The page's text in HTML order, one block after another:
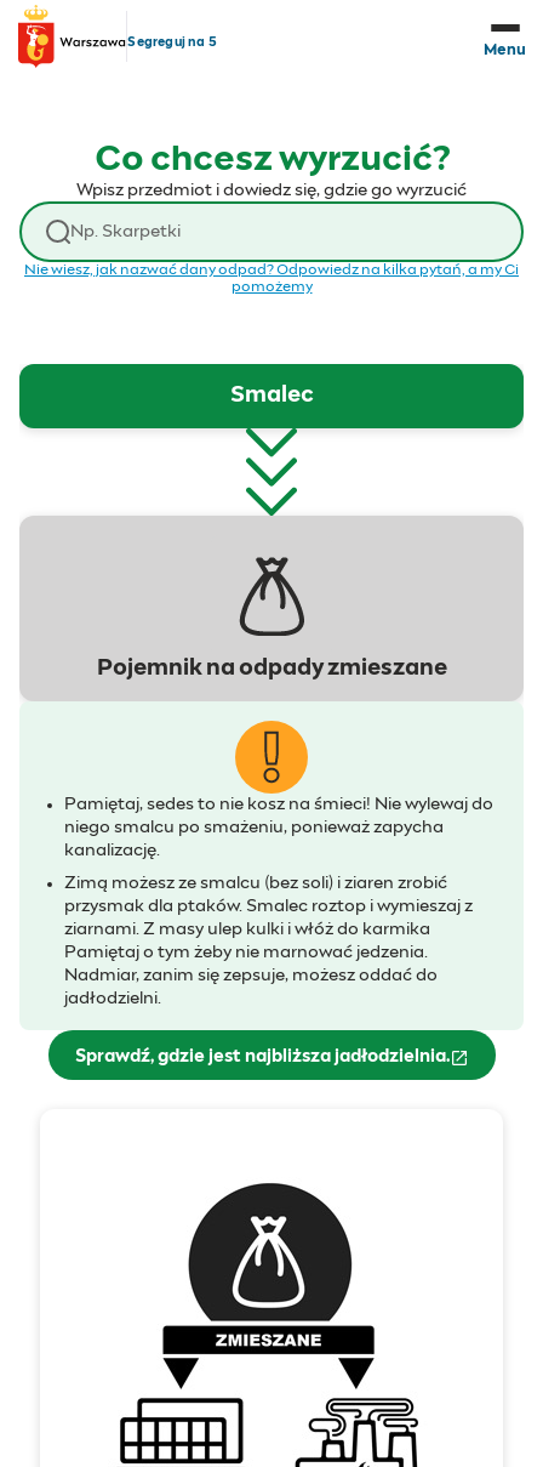
Przejdź do treści
Segreguj na 5
Menu
Co chcesz wyrzucić?
Wpisz przedmiot i dowiedz się, gdzie go wyrzucić
Wyszukaj odpad
Nie wiesz, jak nazwać dany odpad? Odpowiedz na kilka pytań, a my Ci
pomożemy
Smalec
Pojemnik na odpady zmieszane
Pamiętaj, sedes to nie kosz na śmieci! Nie wylewaj do
niego smalcu po smażeniu, ponieważ zapycha
kanalizację.
Zimą możesz ze smalcu (bez soli) i ziaren zrobić
przysmak dla ptaków. Smalec roztop i wymieszaj z
ziarnami. Z masy ulep kulki i włóż do karmika
Pamiętaj o tym żeby nie marnować jedzenia.
Nadmiar, zanim się zepsuje, możesz oddać do
jadłodzielni.
Sprawdź, gdzie jest najbliższa jadłodzielnia.
(otwiera się w nowym oknie)